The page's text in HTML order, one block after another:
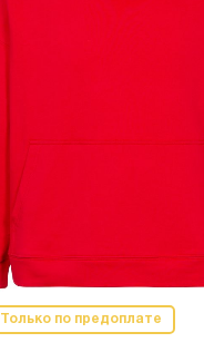
Только по предоплате